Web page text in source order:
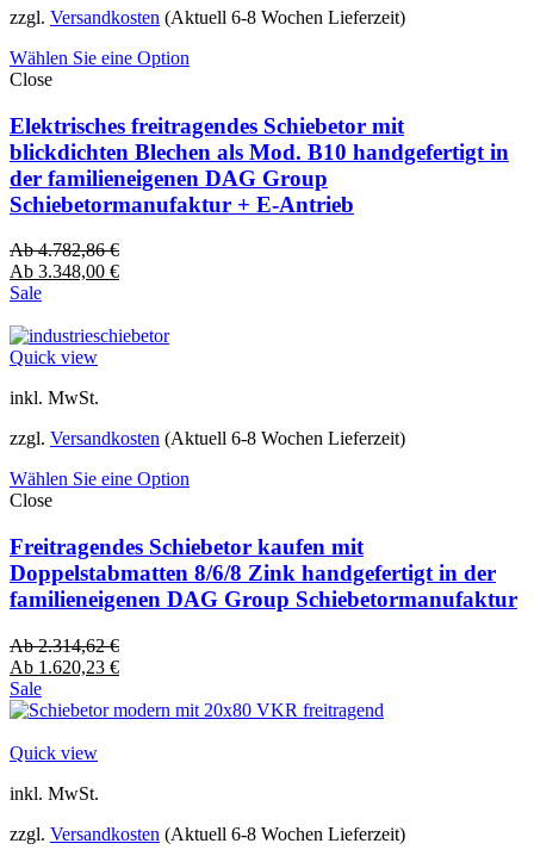
zzgl. Versandkosten (Aktuell 6-8 Wochen Lieferzeit)
Wählen Sie eine Option
Close
Elektrisches freitragendes Schiebetor mit
blickdichten Blechen als Mod. B10 handgefertigt in
der familieneigenen DAG Group
Schiebetormanufaktur + E-Antrieb
Ab4.782,86€
Ab 3.348,00 €
Sale
Quick view
inkl. MwSt.
zzgl. Versandkosten (Aktuell 6-8 Wochen Lieferzeit)
Wählen Sie eine Option
Close
Freitragendes Schiebetor kaufen mit
Doppelstabmatten 8/6/8 Zink handgefertigt in der
familieneigenen DAG Group Schiebetormanufaktur
Ab2.314,62€
Ab 1.620,23 €
Sale
Quick view
inkl. MwSt.
zzgl. Versandkosten (Aktuell 6-8 Wochen Lieferzeit)